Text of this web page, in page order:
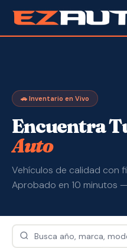
✓ Crédito Malo OK·
Crédito · 📍 1612 W.
Servicio
🚗 Inventario en Vivo
Encuentra
Auto
Vehículos de calidad con
Aprobado en 10 minutos